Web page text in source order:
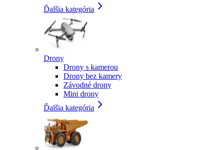
Ďalšia kategória
Drony
Drony s kamerou
Drony bez kamery
Závodné drony
Mini drony
Ďalšia kategória